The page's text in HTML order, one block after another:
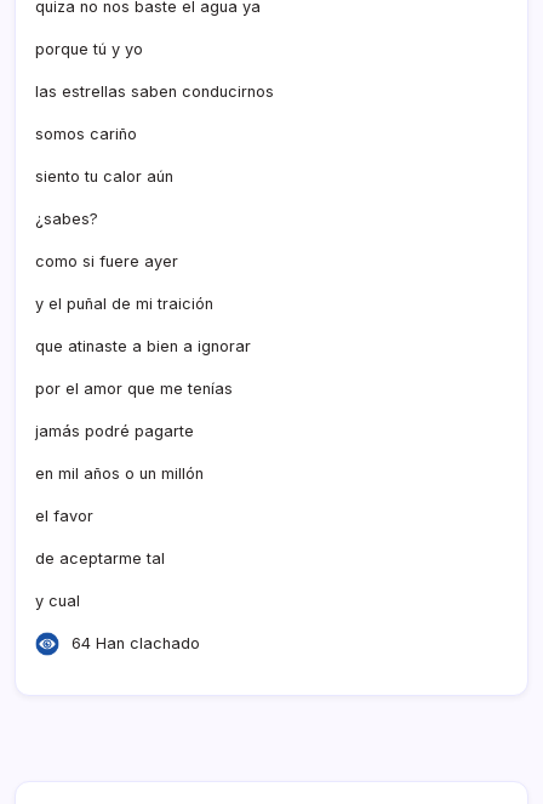
quiza no nos baste el agua ya
porque tú y yo
las estrellas saben conducirnos
somos cariño
siento tu calor aún
¿sabes?
como si fuere ayer
y el puñal de mi traición
que atinaste a bien a ignorar
por el amor que me tení­as
jamás podré pagarte
en mil años o un millón
el favor
de aceptarme tal
y cual
64 Han clachado